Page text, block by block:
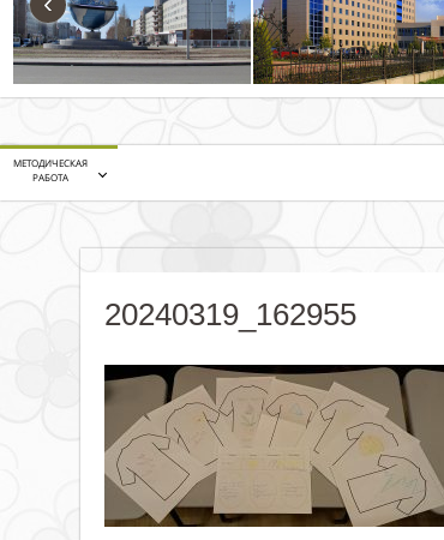
МЕТОДИЧЕСКАЯ
РАБОТА
20240319_162955